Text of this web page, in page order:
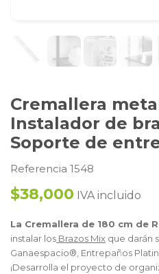
Cremallera
Instalador de
Soporte de
Referencia 1548
$38,000 IVA incluido
La Cremallera de 180 cm de
instalar los Brazos Mix que darán
Ganaespacio®, Entrepaños
¡Desarrolla el proyecto de